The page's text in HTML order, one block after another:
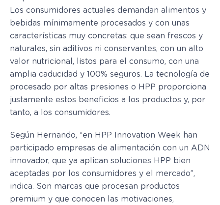
Los consumidores actuales demandan alimentos y
bebidas mínimamente procesados y con unas
características muy concretas: que sean frescos y
naturales, sin aditivos ni conservantes, con un alto
valor nutricional, listos para el consumo, con una
amplia caducidad y 100% seguros. La tecnología de
procesado por altas presiones o HPP proporciona
justamente estos beneficios a los productos y, por
tanto, a los consumidores.
Según Hernando, “en HPP Innovation Week han
participado empresas de alimentación con un ADN
innovador, que ya aplican soluciones HPP bien
aceptadas por los consumidores y el mercado”,
indica. Son marcas que procesan productos
premium y que conocen las motivaciones,